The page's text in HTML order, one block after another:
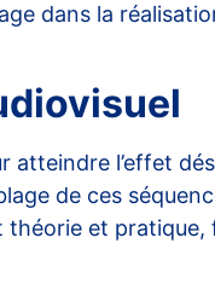
dans la
atteindre l’effet
de ces
et pratique,